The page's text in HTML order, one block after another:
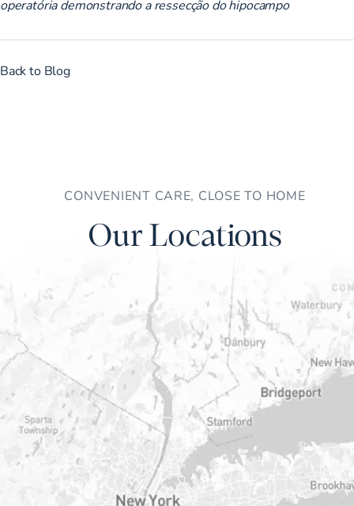
operatória demonstrando a ressecção do hipocampo
Back to Blog
CONVENIENT CARE, CLOSE TO HOME
Our Locations